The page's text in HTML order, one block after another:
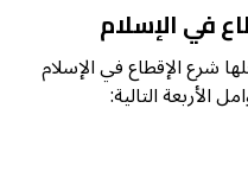
في الإسلام
شرع الإقطاع في الإسلام
الأربعة التالية: